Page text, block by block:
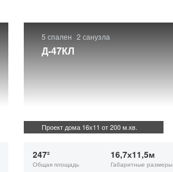
5 спален 2 санузла
Д-47КЛ
Проект дома 16х11 от 200 м.кв.
247²
Общая площадь
16,7х11,5м
Габаритные размеры